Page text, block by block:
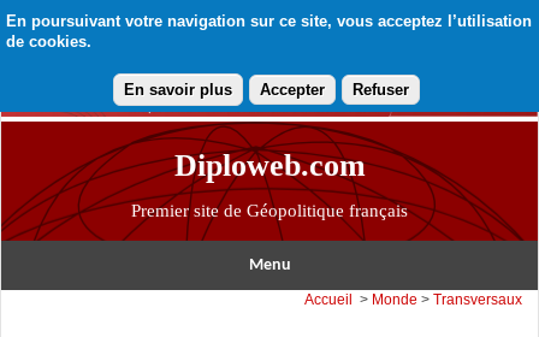
En poursuivant votre navigation sur ce site, vous acceptez l’utilisation
de cookies.
En savoir plus Accepter Refuser
Diploweb.com
Premier site de Géopolitique français
Menu
Accueil > Monde > Transversaux